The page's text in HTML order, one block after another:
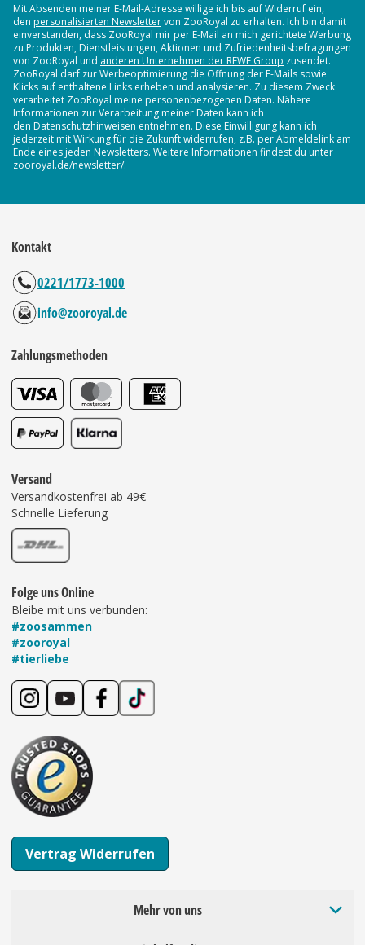
Mit Absenden meiner E-Mail-Adresse willige ich bis auf Widerruf ein,
den personalisierten Newslettervon ZooRoyal zu erhalten. Ich bin damit
einverstanden, dass ZooRoyal mir per E-Mail an mich gerichtete Werbung
zu Produkten, Dienstleistungen, Aktionen und Zufriedenheitsbefragungen
von ZooRoyal und anderen Unternehmen der REWE Group zusendet.
ZooRoyal darf zur Werbeoptimierung die Öffnung der E-Mails sowie
Klicks auf enthaltene Links erheben und analysieren. Zu diesem Zweck
verarbeitet ZooRoyal meine personenbezogenen Daten. Nähere
Informationen zur Verarbeitung meiner Daten kann ich
den Datenschutzhinweisen entnehmen. Diese Einwilligung kann ich
jederzeit mit Wirkung für die Zukunft widerrufen, z.B. per Abmeldelink am
Ende eines jeden Newsletters. Weitere Informationen findest du unter
zooroyal.de/newsletter/.
Kontakt
0221/1773-1000
info@zooroyal.de
Zahlungsmethoden
Versand
Versandkostenfrei ab 49€
Schnelle Lieferung
Folge uns Online
Bleibe mit uns verbunden:
#zoosammen
#zooroyal
#tierliebe
Vertrag Widerrufen
Mehr von uns